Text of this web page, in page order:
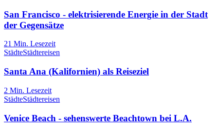
San Francisco - elektrisierende Energie in der Stadt
der Gegensätze
21 Min. Lesezeit
StädteStädtereisen
Santa Ana (Kalifornien) als Reiseziel
2 Min. Lesezeit
StädteStädtereisen
Venice Beach - sehenswerte Beachtown bei L.A.